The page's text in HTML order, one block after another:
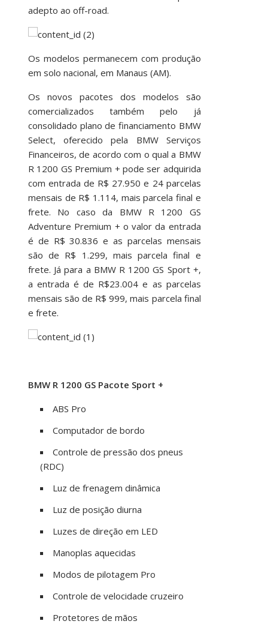
adepto ao off-road.
Os modelos permanecem com produção
em solo nacional, em Manaus (AM).
Os novos pacotes dos modelos são
comercializados também pelo já
consolidado plano de financiamento BMW
Select, oferecido pela BMW Serviços
Financeiros, de acordo com o qual a BMW
R 1200 GS Premium + pode ser adquirida
com entrada de R$ 27.950 e 24 parcelas
mensais de R$ 1.114, mais parcela final e
frete. No caso da BMW R 1200 GS
Adventure Premium + o valor da entrada
é de R$ 30.836 e as parcelas mensais
são de R$ 1.299, mais parcela final e
frete. Já para a BMW R 1200 GS Sport +,
a entrada é de R$23.004 e as parcelas
mensais são de R$ 999, mais parcela final
e frete.
BMW R 1200 GS Pacote Sport +
ABS Pro
Computador de bordo
Controle de pressão dos pneus
(RDC)
Luz de frenagem dinâmica
Luz de posição diurna
Luzes de direção em LED
Manoplas aquecidas
Modos de pilotagem Pro
Controle de velocidade cruzeiro
Protetores de mãos